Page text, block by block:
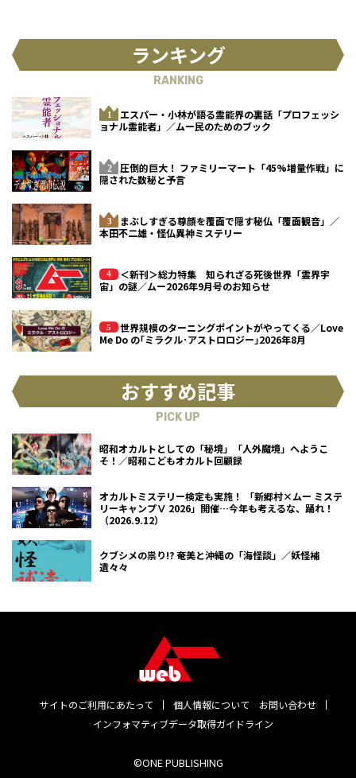
ランキング
RANKING
エスパー・小林が語る霊能界の裏話「プロフェッシ
ョナル霊能者」／ムー民のためのブック
圧倒的巨大！ ファミリーマート「45%増量作戦」に
隠された数秘と予言
まぶしすぎる尊顔を覆面で隠す秘仏「覆面観音」／
本田不二雄・怪仏異神ミステリー
＜新刊＞総力特集 知られざる死後世界「霊界宇
宙」の謎／ムー2026年9月号のお知らせ
世界規模のターニングポイントがやってくる／Love
Me Do の｢ミラクル･アストロロジー｣2026年8月
おすすめ記事
PICK UP
昭和オカルトとしての「秘境」「人外魔境」へようこ
そ！／昭和こどもオカルト回顧録
オカルトミステリー検定も実施！ 「新郷村×ムー ミステ
リーキャンプⅤ 2026」開催…今年も考えるな、踊れ！
（2026.9.12）
クブシメの祟り!? 奄美と沖縄の「海怪談」／妖怪補
遺々々
サイトのご利用にあたって 個人情報について
お問い合わせ
インフォマティブデータ取得ガイドライン
©ONE PUBLISHING